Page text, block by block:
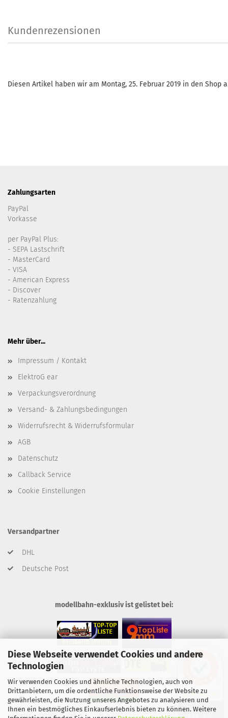
Diese Webseite verwendet Cookies und andere
Technologien
Wir verwenden Cookies und ähnliche Technologien, auch von
Drittanbietern, um die ordentliche Funktionsweise der Website zu
gewährleisten, die Nutzung unseres Angebotes zu analysieren und
Ihnen ein bestmögliches Einkaufserlebnis bieten zu können. Weitere
Kundenrezensionen
Diesen Artikel haben wir am Montag, 25. Februar 2019 in den Shop
Zahlungsarten
PayPal
Vorkasse
per PayPal Plus:
- SEPA Lastschrift
- MasterCard
- VISA
- American Express
- Discover
- Ratenzahlung
Mehr über...
Impressum / Kontakt
ElektroG ear
Verpackungsverordnung
Versand- & Zahlungsbedingungen
Widerrufsrecht & Widerrufsformular
AGB
Datenschutz
Callback Service
Cookie Einstellungen
Versandpartner
DHL
Deutsche Post
modellbahn-exklusiv ist gelistet bei:
SEHR GUT